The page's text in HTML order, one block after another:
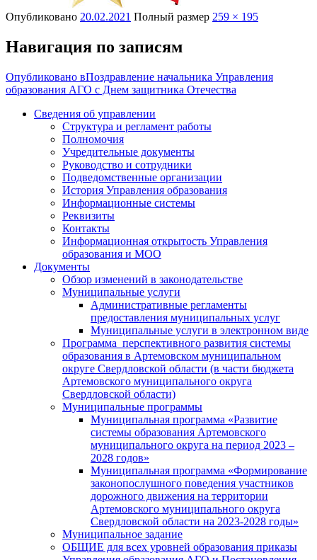
Опубликовано 20.02.2021 Полный размер 259 × 195
Навигация по записям
Опубликовано вПоздравление начальника Управления
образования АГО с Днем защитника Отечества
Сведения об управлении
Структура и регламент работы
Полномочия
Учредительные документы
Руководство и сотрудники
Подведомственные организации
История Управления образования
Информационные системы
Реквизиты
Контакты
Информационная открытость Управления
образования и МОО
Документы
Обзор изменений в законодательстве
Муниципальные услуги
Административные регламенты
предоставления муниципальных услуг
Муниципальные услуги в электронном виде
Программа перспективного развития системы
образования в Артемовском муниципальном
округе Свердловской области (в части бюджета
Артемовского муниципального округа
Свердловской области)
Муниципальные программы
Муниципальная программа «Развитие
системы образования Артемовского
муниципального округа на период 2023 –
2028 годов»
Муниципальная программа «Формирование
законопослушного поведения участников
дорожного движения на территории
Артемовского муниципального округа
Свердловской области на 2023-2028 годы»
Муниципальное задание
ОБЩИЕ для всех уровней образования приказы